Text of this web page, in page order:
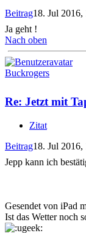
Beitrag18. Jul 2016,
Ja geht !
Nach oben
Buckrogers
Re: Jetzt mit
Zitat
Beitrag18. Jul 2016,
Jepp kann ich
Gesendet von iPad
Ist das Wetter noch